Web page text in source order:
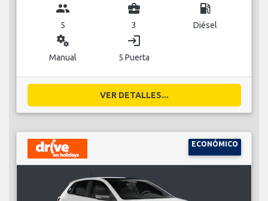
group
5
business_center
3
local_gas_station
Diésel
miscellaneous_services
Manual
login
5 Puerta
VER DETALLES...
ECONÓMICO